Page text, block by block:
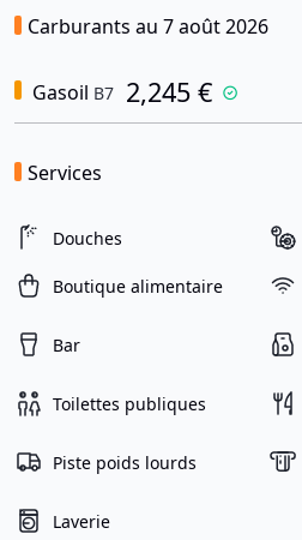
Carburants au 7 août 2026
Gasoil B7 2,245 €
Services
Douches
Boutique alimentaire
Bar
Toilettes publiques
Piste poids lourds
Laverie